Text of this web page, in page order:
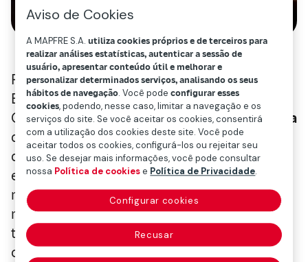
Relações Externas e Comunicação – Mapfre
Brasil
Completamos um ano do início dapandemia
deCovid-19no Brasil e estamos diante do
que, talvez, seja o momento mais crítico no
enfrentamento da doença. Atingimos o
maior pico de mortalidade diária e medidas
mais restritivas foram estabelecidas em
todo o País. Mais uma vez a população é
chamada com veemência em prol do
Aviso de Cookies
A MAPFRE S.A.utiliza cookies próprios e de terceiros para
realizar análises estatísticas, autenticar a sessão de
usuário, apresentar conteúdo útil e melhorar e
personalizar determinados serviços, analisando os seus
hábitos de navegação. Você podeconfigurar esses
cookies, podendo, nesse caso, limitar a navegação e os
serviços do site. Se você aceitar os cookies, consentirá
com a utilização dos cookies deste site. Você pode
aceitar todos os cookies, configurá-los ou rejeitar seu
uso. Se desejar mais informações, você pode consultar
nossa Política de cookiese Política de Privacidade.
Configurar cookies
Recusar